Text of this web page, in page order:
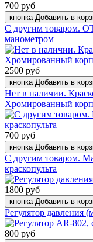
700 руб
кнопка Добавить в
С другим товаром.
манометром
2500 руб
кнопка Добавить в
Нет в наличии.
Хромированный
700 руб
кнопка Добавить в
С другим товаром.
краскопульта
1800 руб
кнопка Добавить в
Регулятор давления
800 руб